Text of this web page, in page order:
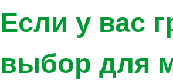
Если у вас
выбор для